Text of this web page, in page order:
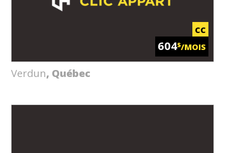
CC
604$/MOIS
Verdun, Québec